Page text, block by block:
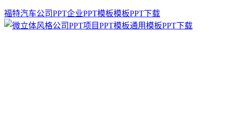
福特汽车公司PPT企业PPT模板模板PPT下载